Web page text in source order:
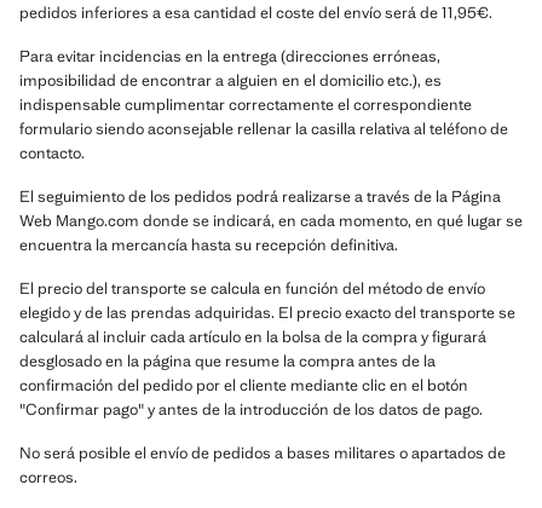
pedidos inferiores a esa cantidad el coste del envío será de 11,95€.
Para evitar incidencias en la entrega (direcciones erróneas,
imposibilidad de encontrar a alguien en el domicilio etc.), es
indispensable cumplimentar correctamente el correspondiente
formulario siendo aconsejable rellenar la casilla relativa al teléfono de
contacto.
El seguimiento de los pedidos podrá realizarse a través de la Página
Web Mango.com donde se indicará, en cada momento, en qué lugar se
encuentra la mercancía hasta su recepción definitiva.
El precio del transporte se calcula en función del método de envío
elegido y de las prendas adquiridas. El precio exacto del transporte se
calculará al incluir cada artículo en la bolsa de la compra y figurará
desglosado en la página que resume la compra antes de la
confirmación del pedido por el cliente mediante clic en el botón
"Confirmar pago" y antes de la introducción de los datos de pago.
No será posible el envío de pedidos a bases militares o apartados de
correos.